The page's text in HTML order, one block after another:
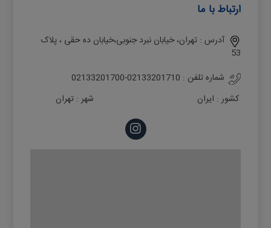
ارتباط با ما
آدرس :تهران، خیابان نبرد جنوبی،خیابان ده حقی ، پلاک
53
شماره تلفن : 02133201700-02133201710
کشور : ایران شهر : تهران